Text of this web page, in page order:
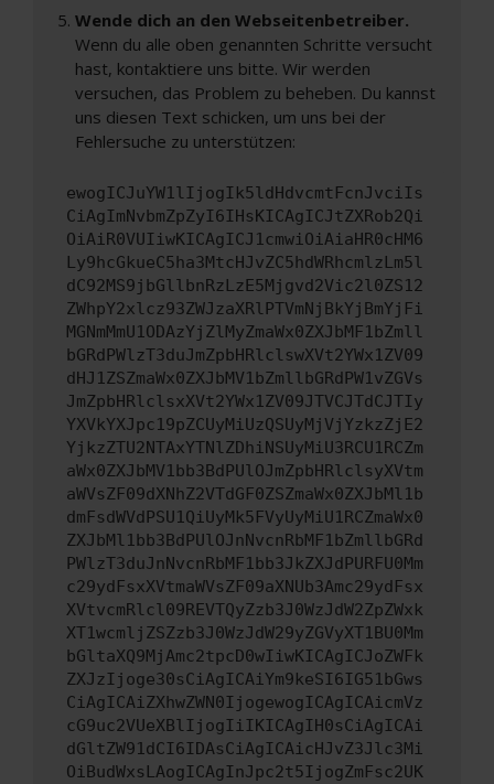
Wende dich an den Webseitenbetreiber.
Wenn du alle oben genannten Schritte versucht
hast, kontaktiere uns bitte. Wir werden
versuchen, das Problem zu beheben. Du kannst
uns diesen Text schicken, um uns bei der
Fehlersuche zu unterstützen:
ewogICJuYW1lIjogIk5ldHdvcmtFcnJvciIs
CiAgImNvbmZpZyI6IHsKICAgICJtZXRob2Qi
OiAiR0VUIiwKICAgICJ1cmwiOiAiaHR0cHM6
Ly9hcGkueC5ha3MtcHJvZC5hdWRhcmlzLm5l
dC92MS9jbGllbnRzLzE5Mjgvd2Vic2l0ZS12
ZWhpY2xlcz93ZWJzaXRlPTVmNjBkYjBmYjFi
MGNmMmU1ODAzYjZlMyZmaWx0ZXJbMF1bZmll
bGRdPWlzT3duJmZpbHRlclswXVt2YWx1ZV09
dHJ1ZSZmaWx0ZXJbMV1bZmllbGRdPW1vZGVs
JmZpbHRlclsxXVt2YWx1ZV09JTVCJTdCJTIy
YXVkYXJpc19pZCUyMiUzQSUyMjVjYzkzZjE2
YjkzZTU2NTAxYTNlZDhiNSUyMiU3RCU1RCZm
aWx0ZXJbMV1bb3BdPUlOJmZpbHRlclsyXVtm
aWVsZF09dXNhZ2VTdGF0ZSZmaWx0ZXJbMl1b
dmFsdWVdPSU1QiUyMk5FVyUyMiU1RCZmaWx0
ZXJbMl1bb3BdPUlOJnNvcnRbMF1bZmllbGRd
PWlzT3duJnNvcnRbMF1bb3JkZXJdPURFU0Mm
c29ydFsxXVtmaWVsZF09aXNUb3Amc29ydFsx
XVtvcmRlcl09REVTQyZzb3J0WzJdW2ZpZWxk
XT1wcmljZSZzb3J0WzJdW29yZGVyXT1BU0Mm
bGltaXQ9MjAmc2tpcD0wIiwKICAgICJoZWFk
ZXJzIjoge30sCiAgICAiYm9keSI6IG51bGws
CiAgICAiZXhwZWN0IjogewogICAgICAicmVz
cG9uc2VUeXBlIjogIiIKICAgIH0sCiAgICAi
dGltZW91dCI6IDAsCiAgICAicHJvZ3Jlc3Mi
OiBudWxsLAogICAgInJpc2t5IjogZmFsc2UK